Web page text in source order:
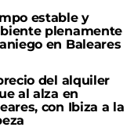
estable y
plenamente
en Baleares
del alquiler
al alza en
con Ibiza a la